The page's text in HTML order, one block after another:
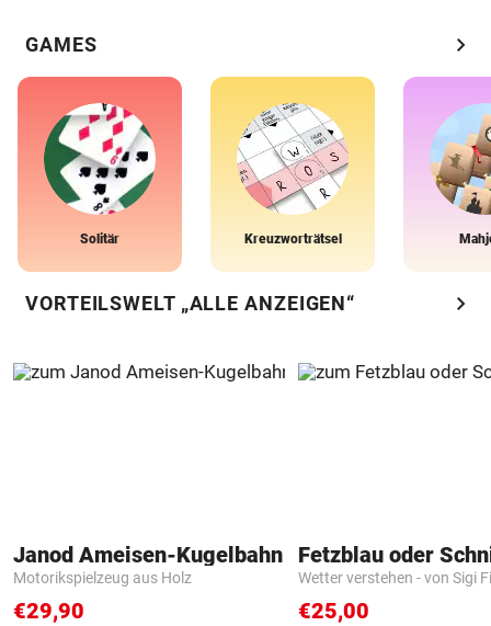
GAMES chevron_right
Solitär Kreuzworträtsel
VORTEILSWELT „ALLE ANZEIGEN“ chevron_right
Janod Ameisen-Kugelbahn
Motorikspielzeug aus Holz
€29,90
Fetzblau oder
Wetter verstehen - von Sigi
€25,00